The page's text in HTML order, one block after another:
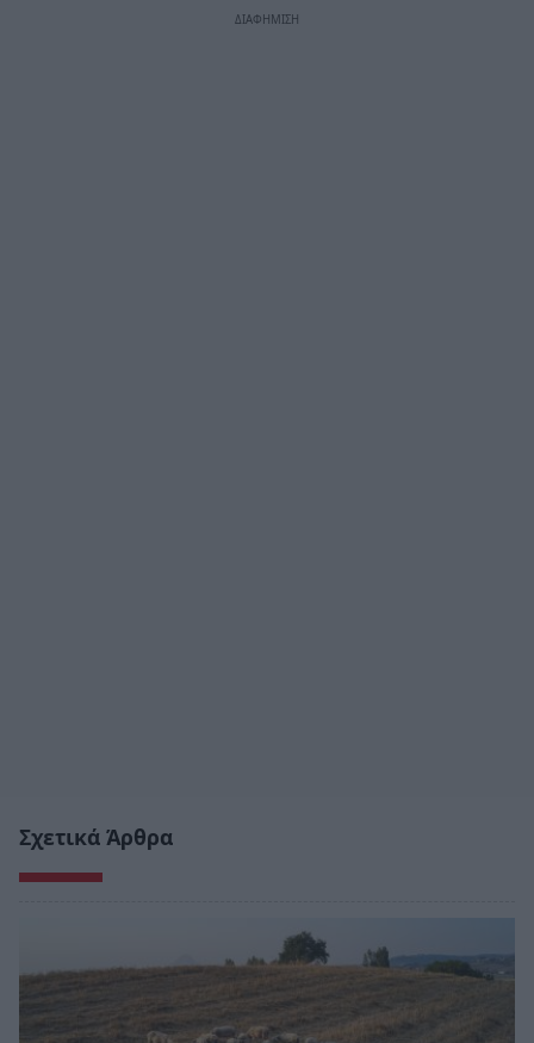
Σχετικά Άρθρα